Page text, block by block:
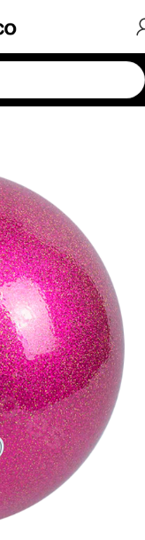
Prisma 185mm